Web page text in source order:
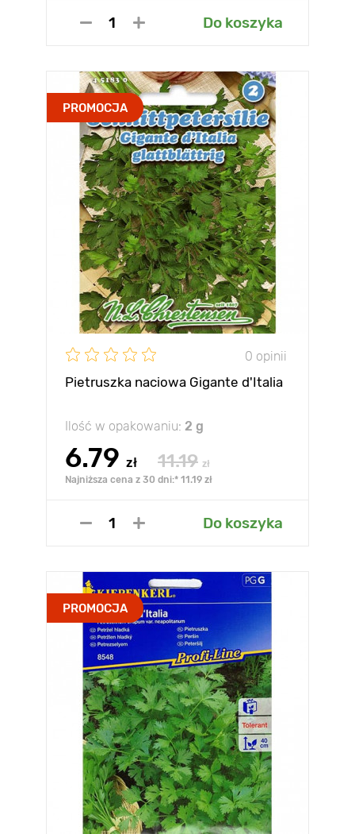
Do koszyka
PROMOCJA
0 opinii
Pietruszka naciowa Gigante d'Italia
Ilość w opakowaniu: 2 g
6.79 zł 11.19 zł
Najniższa cena z 30 dni:* 11.19 zł
Do koszyka
PROMOCJA